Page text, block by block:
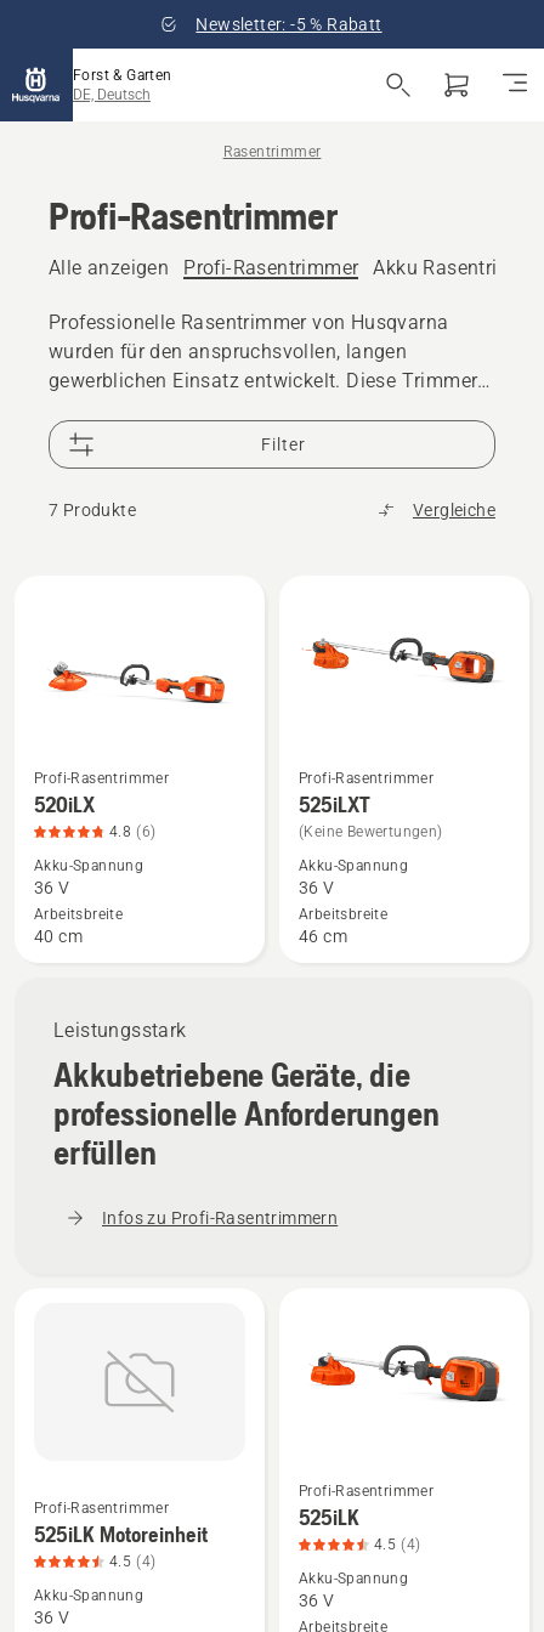
Newsletter: -5 % Rabatt
Forst & Garten
DE, Deutsch
Rasentrimmer
Profi-Rasentrimmer
Alle anzeigen Profi-Rasentrimmer Akku
Professionelle Rasentrimmer von Husqvarna
wurden für den anspruchsvollen, langen
gewerblichen Einsatz entwickelt. Diese Trimmer
gut ausbalanciert und einfach zu handhaben, um
maximale Betriebszeit zu gewährleisten.
Filter
7 Produkte Vergleiche
Leistungsstark
Akkubetriebene Geräte, die
professionelle Anforderungen
erfüllen
Infos zu Profi-Rasentrimmern
Mehr
Details
zu
520iLX
anzeigen,
Produktbewertung
Profi-Rasentrimmer
520iLX
4.8 (6)
Akku-Spannung
36 V
Arbeitsbreite
40 cm
Mehr
Details
zu
525iLXT
anzeigen
Profi-Rasentrimmer
525iLXT
(Keine Bewertungen)
Akku-Spannung
36 V
Arbeitsbreite
46 cm
Mehr
Details
zu
525iLK
Motoreinheit
Profi-Rasentrimmer
525iLK Motoreinheit
4.5 (4)
Akku-Spannung
36 V
Mehr
Details
525iLK
anzeigen,
Profi-Rasentrimmer
525iLK
4.5 (4)
Akku-Spannung
36 V
Arbeitsbreite